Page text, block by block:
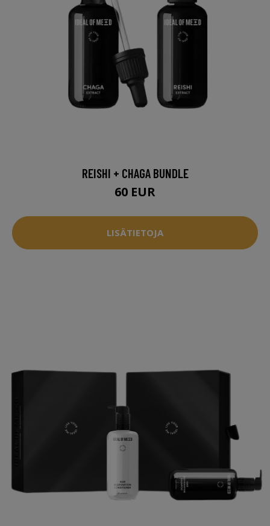
REISHI + CHAGA BUNDLE
60 EUR
LISÄTIETOJA